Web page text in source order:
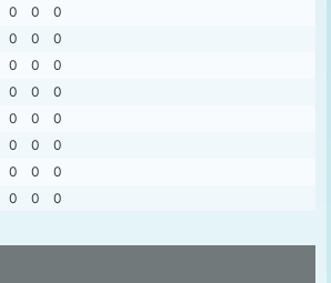
0 0
0
0 0
0
0 0
0
0 0
0
0 0
0
0 0
0
0 0
0
0 0 0